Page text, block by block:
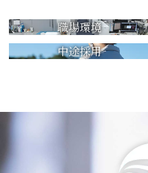
職場環境
中途採用